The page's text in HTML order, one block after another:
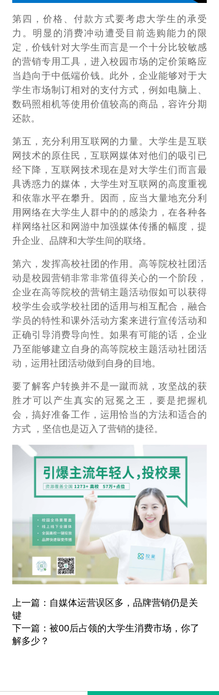
第四，价格、付款方式要考虑大学生的承受
力。明显的消费冲动遭受目前选购能力的限
定，价钱针对大学生而言是一个十分比较敏感
的营销专用工具，进入校园市场的定价策略应
当趋向于中低端价钱。此外，企业能够对于大
学生市场制订相对的支付方式，例如电脑上、
数码照相机等使用价值较高的商品，容许分期
还款。
第五，充分利用互联网的力量。大学生是互联
网技术的原住民，互联网媒体对他们的吸引已
经下降，互联网技术现在是对大学生们而言最
具诱惑力的媒体，大学生对互联网的高度重视
和依靠水平在攀升。因而，应当大量地充分利
用网络在大学生人群中的的感染力，在各种各
样网络社区和网游中加强媒体传播的幅度，提
升企业、品牌和大学生间的联络。
第六，发挥高校社团的作用。高等院校社团活
动是校园营销非常非常值得关心的一个阶段，
企业在高等院校的营销主题活动假如可以获得
校学生会或学校社团的适用与相互配合，融合
学员的特性和课外活动方案来进行宣传活动和
正确引导消费导向性。如果有可能的话，企业
乃至能够建立自身的高等院校主题活动社团活
动，运用社团活动做到自身的目地。
要了解客户转换并不是一蹴而就，攻坚战的获
胜才可以产生真实的冠冕之王，要是把握机
会，搞好准备工作，运用恰当的方法和适合的
方式 ，坚信也是迈入了营销的捷径。
上一篇：自媒体运营误区多，品牌营销仍是关
键
下一篇：被00后占领的大学生消费市场，你了
解多少？